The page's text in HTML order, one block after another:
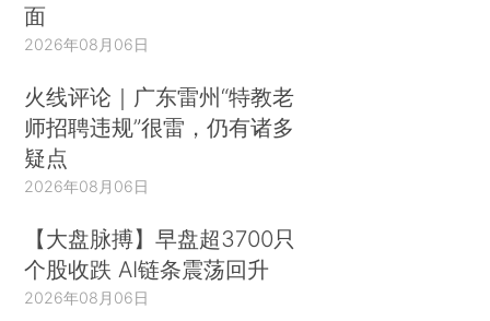
面
2026年08月06日
火线评论｜广东雷州“特教老
师招聘违规”很雷，仍有诸多
疑点
2026年08月06日
【大盘脉搏】早盘超3700只
个股收跌 AI链条震荡回升
2026年08月06日